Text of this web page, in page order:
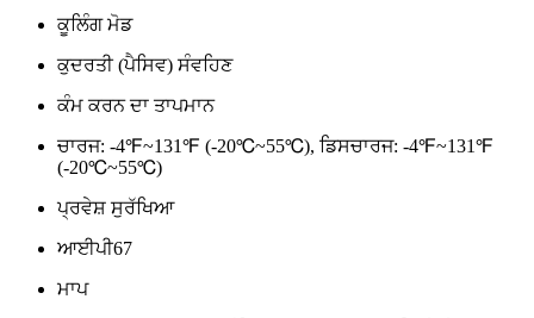
ਕੂਲਿੰਗ ਮੋਡ
ਕੁਦਰਤੀ (ਪੈਸਿਵ) ਸੰਵਹਿਣ
ਕੰਮ ਕਰਨ ਦਾ ਤਾਪਮਾਨ
ਚਾਰਜ: -4℉~131℉ (-20℃~55℃), ਡਿਸਚਾਰਜ: -4℉~131℉
(-20℃~55℃)
ਪ੍ਰਵੇਸ਼ ਸੁਰੱਖਿਆ
ਆਈਪੀ67
ਮਾਪ